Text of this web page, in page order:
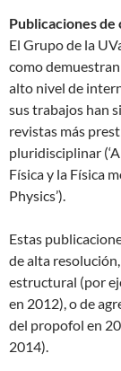
Publicaciones
El Grupo de la
como
alto nivel de
sus trabajos han
revistas más
pluridisciplinar
Física y la Física
Physics’).
Estas
de alta
estructural (por
en 2012), o de
del propofol en
2014).